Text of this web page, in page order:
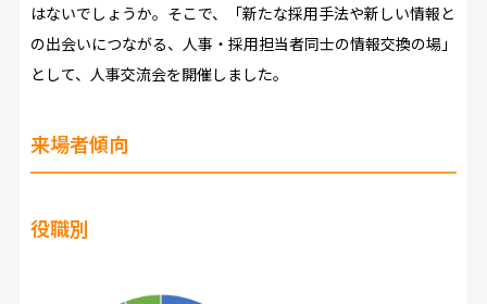
はないでしょうか。そこで、「新たな採用手法や新しい情報と
の出会いにつながる、人事・採用担当者同士の情報交換の場」
として、人事交流会を開催しました。
来場者傾向
役職別